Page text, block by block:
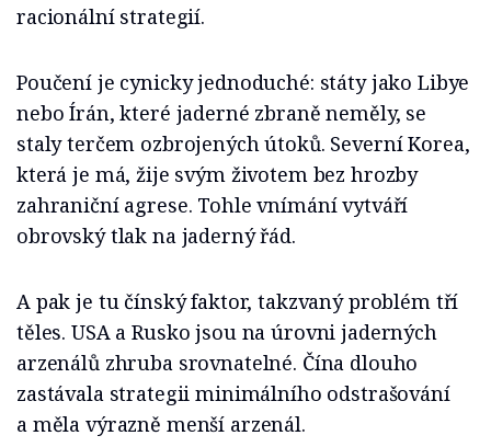
racionální strategií.
Poučení je cynicky jednoduché: státy jako Libye
nebo Írán, které jaderné zbraně neměly, se
staly terčem ozbrojených útoků. Severní Korea,
která je má, žije svým životem bez hrozby
zahraniční agrese. Tohle vnímání vytváří
obrovský tlak na jaderný řád.
A pak je tu čínský faktor, takzvaný problém tří
těles. USA a Rusko jsou na úrovni jaderných
arzenálů zhruba srovnatelné. Čína dlouho
zastávala strategii minimálního odstrašování
a měla výrazně menší arzenál.